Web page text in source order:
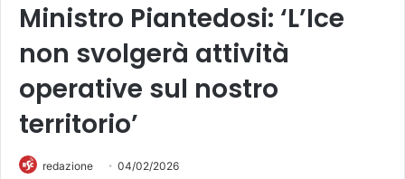
Ministro Piantedosi: ‘L’Ice
non svolgerà attività
operative sul nostro
territorio’
redazione 04/02/2026